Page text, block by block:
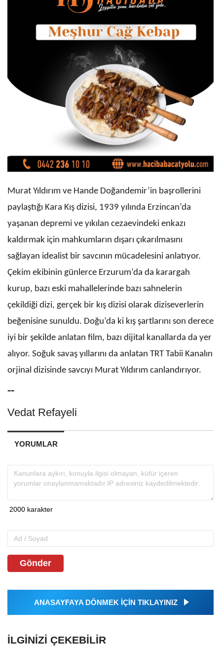
Murat Yıldırım ve Hande Doğandemir’in başrollerini
paylaştığı Kara Kış dizisi, 1939 yılında Erzincan’da
yaşanan depremi ve yıkılan cezaevindeki enkazı
kaldırmak için mahkumların dışarı çıkarılmasını
sağlayan idealist bir savcının mücadelesini anlatıyor.
Çekim ekibinin günlerce Erzurum’da da karargah
kurup, bazı eski mahallelerinde bazı sahnelerin
çekildiği dizi, gerçek bir kış dizisi olarak diziseverlerin
beğenisine sunuldu. Doğu’da ki kış şartlarını son derece
iyi bir şekilde anlatan film, bazı dijital kanallarda da yer
alıyor. Soğuk savaş yıllarını da anlatan TRT Tabii Kanalın
orjinal dizisinde savcıyı Murat Yıldırım canlandırıyor.
--
Vedat Refayeli
YORUMLAR
Gönder
ANASAYFAYA DÖNMEK İÇİN TIKLAYINIZ
İLGINIZI ÇEKEBILIR